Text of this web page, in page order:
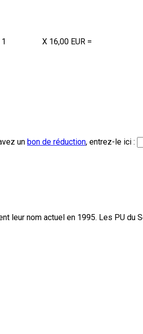
1 X 16,00 EUR =
un bon de réduction, entrez-le ici :
leur nom actuel en 1995. Les PU du